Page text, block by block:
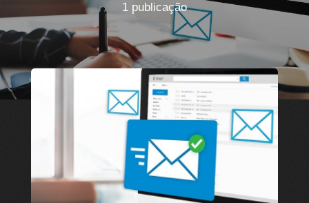
1 publicação